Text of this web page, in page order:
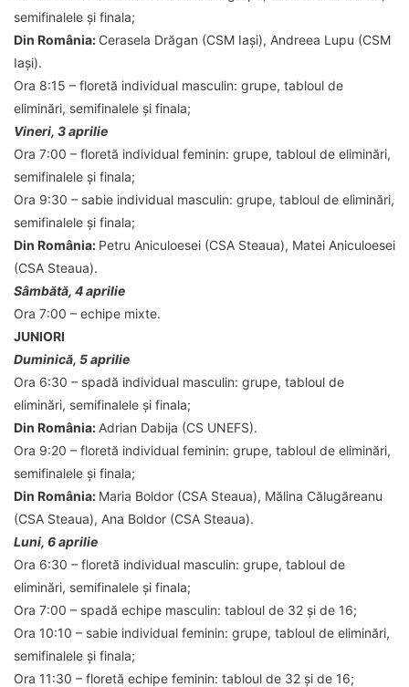
semifinalele și finala;
Din România: Cerasela Drăgan (CSM Iași), Andreea Lupu (CSM
Iași).
Ora 8:15 – floretă individual masculin: grupe, tabloul de
eliminări, semifinalele și finala;
Vineri, 3 aprilie
Ora 7:00 – floretă individual feminin: grupe, tabloul de eliminări,
semifinalele și finala;
Ora 9:30 – sabie individual masculin: grupe, tabloul de eliminări,
semifinalele și finala;
Din România: Petru Aniculoesei (CSA Steaua), Matei Aniculoesei
(CSA Steaua).
Sâmbătă, 4 aprilie
Ora 7:00 – echipe mixte.
JUNIORI
Duminică, 5 aprilie
Ora 6:30 – spadă individual masculin: grupe, tabloul de
eliminări, semifinalele și finala;
Din România: Adrian Dabija (CS UNEFS).
Ora 9:20 – floretă individual feminin: grupe, tabloul de eliminări,
semifinalele și finala;
Din România: Maria Boldor (CSA Steaua), Mălina Călugăreanu
(CSA Steaua), Ana Boldor (CSA Steaua).
Luni, 6 aprilie
Ora 6:30 – floretă individual masculin: grupe, tabloul de
eliminări, semifinalele și finala;
Ora 7:00 – spadă echipe masculin: tabloul de 32 și de 16;
Ora 10:10 – sabie individual feminin: grupe, tabloul de eliminări,
semifinalele și finala;
Ora 11:30 – floretă echipe feminin: tabloul de 32 și de 16;